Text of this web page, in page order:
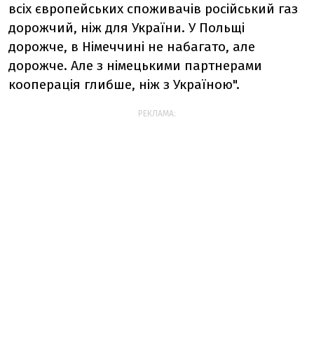
всіх європейських споживачів російський газ
дорожчий, ніж для України. У Польщі
дорожче, в Німеччині не набагато, але
дорожче. Але з німецькими партнерами
кооперація глибше, ніж з Україною".
РЕКЛАМА: